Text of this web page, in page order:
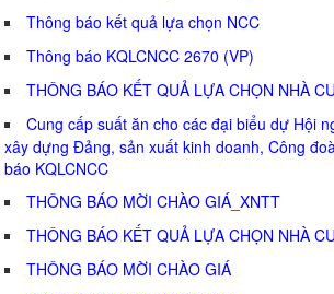
Thông báo kết quả lựa chọn NCC
Thông báo KQLCNCC 2670 (VP)
THÔNG BÁO KẾT QUẢ LỰA CHỌN NHÀ
Cung cấp suất ăn cho các đại biểu dự Hội
xây dựng Đảng, sản xuất kinh doanh, Công
báo KQLCNCC
THÔNG BÁO MỜI CHÀO GIÁ_XNTT
THÔNG BÁO KẾT QUẢ LỰA CHỌN NHÀ
THÔNG BÁO MỜI CHÀO GIÁ